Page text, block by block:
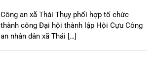
Công an xã Thái Thụy phối hợp tổ chức
thành công Đại hội thành lập Hội Cựu Công
an nhân dân xã Thái […]